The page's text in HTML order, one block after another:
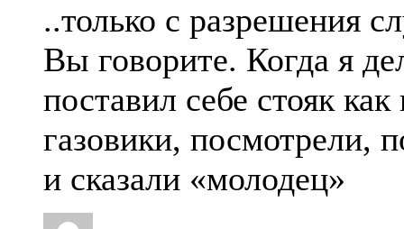
..только с разрешения
Вы говорите. Когда я
поставил себе стояк
газовики, посмотрели,
и сказали «молодец»